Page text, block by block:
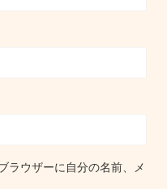
ラウザーに自分の名前、メ